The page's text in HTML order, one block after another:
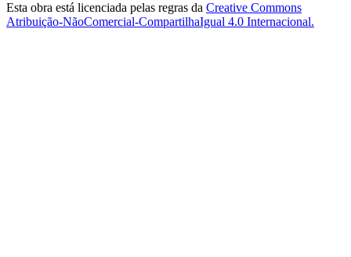
Esta obra está licenciada pelas regras da Creative Commons
Atribuição-NãoComercial-CompartilhaIgual 4.0 Internacional.